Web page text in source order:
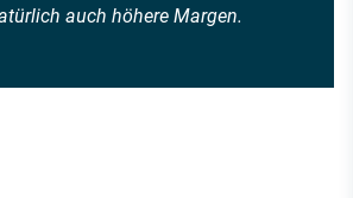
auch höhere Margen.